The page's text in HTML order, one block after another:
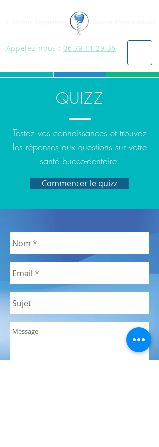
Appelez-nous :06 79 11 29 36
QUIZZ
Testez vos connaissances et trouvez
les réponses aux questions sur votre
santé bucco-dentaire.
Commencer le quizz